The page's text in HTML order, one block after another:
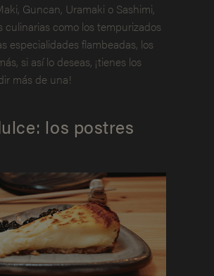
Guncan, Uramaki o Sashimi,
culinarias como los tempurizados
especialidades flambeadas, los
si así lo deseas, ¡tienes los
más de una!
los postres